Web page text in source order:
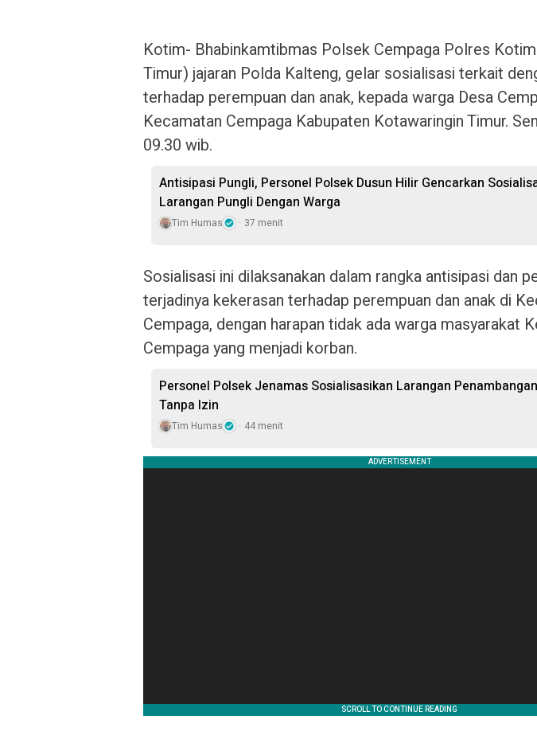
Kotim- Bhabinkamtibmas Polsek Cempaga Polres
Timur) jajaran Polda Kalteng, gelar sosialisasi terkait
terhadap perempuan dan anak, kepada warga Desa
Kecamatan Cempaga Kabupaten Kotawaringin Timur.
09.30 wib.
Antisipasi Pungli, Personel Polsek Dusun Hilir Gencarkan
Larangan Pungli Dengan Warga
Tim Humas 37 menit
Sosialisasi ini dilaksanakan dalam rangka antisipasi dan
terjadinya kekerasan terhadap perempuan dan anak di
Cempaga, dengan harapan tidak ada warga masyarakat
Cempaga yang menjadi korban.
Personel Polsek Jenamas Sosialisasikan Larangan Penambangan
Tanpa Izin
Tim Humas 44 menit